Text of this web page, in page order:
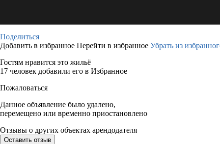
Поделиться
Добавить в избранное Перейти в избранное Убрать из
Гостям нравится это жильё
17 человек добавили его в Избранное
Пожаловаться
Данное объявление было удалено,
перемещено или временно приостановлено
Отзывы о других объектах арендодателя
Оставить отзыв